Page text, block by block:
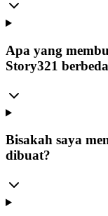
Apa yang
Story321
Bisakah saya
dibuat?